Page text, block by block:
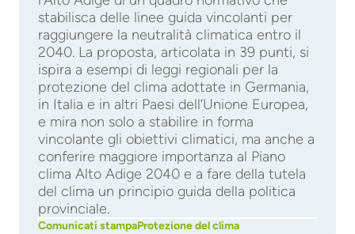
stabilisca delle linee guida vincolanti per
raggiungere la neutralità climatica entro il
2040. La proposta, articolata in 39 punti, si
ispira a esempi di leggi regionali per la
protezione del clima adottate in Germania,
in Italia e in altri Paesi dell’Unione Europea,
e mira non solo a stabilire in forma
vincolante gli obiettivi climatici, ma anche a
conferire maggiore importanza al Piano
clima Alto Adige 2040 e a fare della tutela
del clima un principio guida della politica
provinciale.
Comunicati stampaProtezione del clima